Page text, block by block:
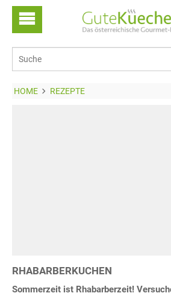
HOME REZEPTE
RHABARBERKUCHEN
Sommerzeit ist Rhabarberzeit!